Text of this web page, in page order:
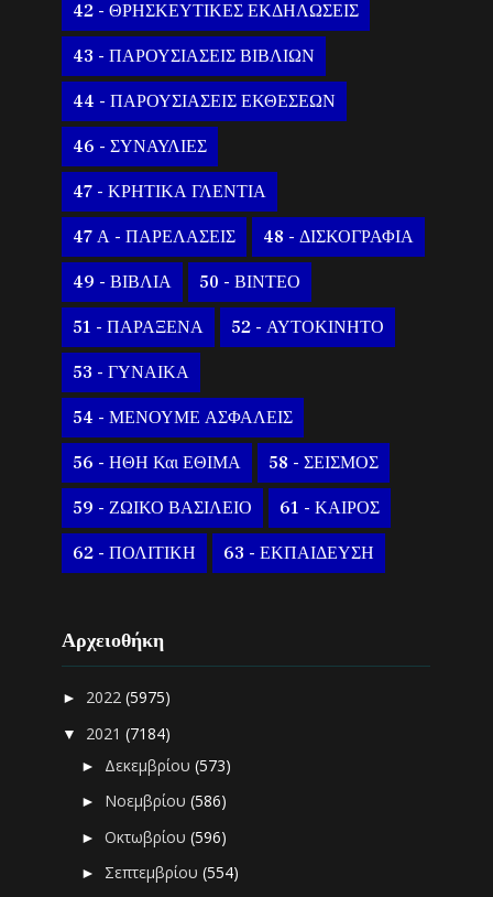
42 - ΘΡΗΣΚΕΥΤΙΚΕΣ ΕΚΔΗΛΩΣΕΙΣ
43 - ΠΑΡΟΥΣΙΑΣΕΙΣ ΒΙΒΛΙΩΝ
44 - ΠΑΡΟΥΣΙΑΣΕΙΣ ΕΚΘΕΣΕΩΝ
46 - ΣΥΝΑΥΛΙΕΣ
47 - ΚΡΗΤΙΚΑ ΓΛΕΝΤΙΑ
47 Α - ΠΑΡΕΛΑΣΕΙΣ 48 - ΔΙΣΚΟΓΡΑΦΙΑ
49 - ΒΙΒΛΙΑ 50 - ΒΙΝΤΕΟ
51 - ΠΑΡΑΞΕΝΑ 52 - ΑΥΤΟΚΙΝΗΤΟ
53 - ΓΥΝΑΙΚΑ
54 - ΜΕΝΟΥΜΕ ΑΣΦΑΛΕΙΣ
56 - ΗΘΗ Και ΕΘΙΜΑ 58 - ΣΕΙΣΜΟΣ
59 - ΖΩΙΚΟ ΒΑΣΙΛΕΙΟ 61 - ΚΑΙΡΟΣ
62 - ΠΟΛΙΤΙΚΗ 63 - ΕΚΠΑΙΔΕΥΣΗ
Αρχειοθήκη
► 2022(5975)
▼ 2021(7184)
► Δεκεμβρίου(573)
► Νοεμβρίου(586)
►Οκτωβρίου(596)
► Σεπτεμβρίου(554)